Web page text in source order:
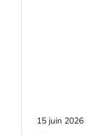
15 juin 2026